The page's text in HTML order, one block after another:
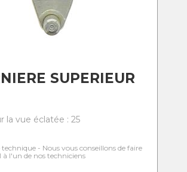
SUPERIEUR
la vue éclatée : 25
technique - Nous vous conseillons de faire
à l'un de nos techniciens